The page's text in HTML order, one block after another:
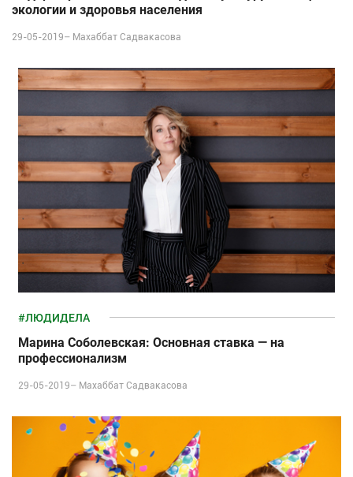
экологии и здоровья населения
29-05-2019– Махаббат Садвакасова
#ЛЮДИДЕЛА
Марина Соболевская: Основная ставка — на
профессионализм
29-05-2019– Махаббат Садвакасова